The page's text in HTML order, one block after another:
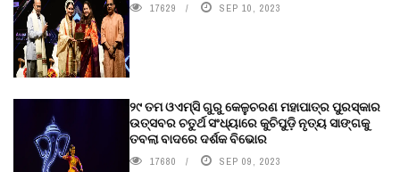
17629 SEP 10, 2023
୨୯ ତମ ଓଏମ୍‌ସି ଗୁରୁ କେଳୁଚରଣ ମହାପାତ୍ର ପୁରସ୍କାର
ଉତ୍ସବର ଚତୁର୍ଥ ସଂଧ୍ୟାରେ କୁଚିପୁଡ଼ି ନୃତ୍ୟ ସାଙ୍ଗକୁ
ତବଲା ବାଦରେ ଦର୍ଶକ ବିଭୋର
17680 SEP 09, 2023